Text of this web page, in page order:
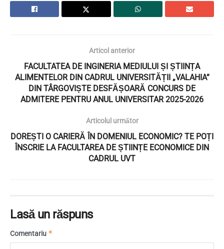
Articol anterior
FACULTATEA DE INGINERIA MEDIULUI ȘI ȘTIINȚA
ALIMENTELOR DIN CADRUL UNIVERSITĂȚII „VALAHIA”
DIN TÂRGOVIȘTE DESFĂȘOARĂ CONCURS DE
ADMITERE PENTRU ANUL UNIVERSITAR 2025-2026
Articolul următor
DOREȘTI O CARIERĂ ÎN DOMENIUL ECONOMIC? TE POȚI
ÎNSCRIE LA FACULTAREA DE ȘTIINȚE ECONOMICE DIN
CADRUL UVT
Lasă un răspuns
Comentariu *